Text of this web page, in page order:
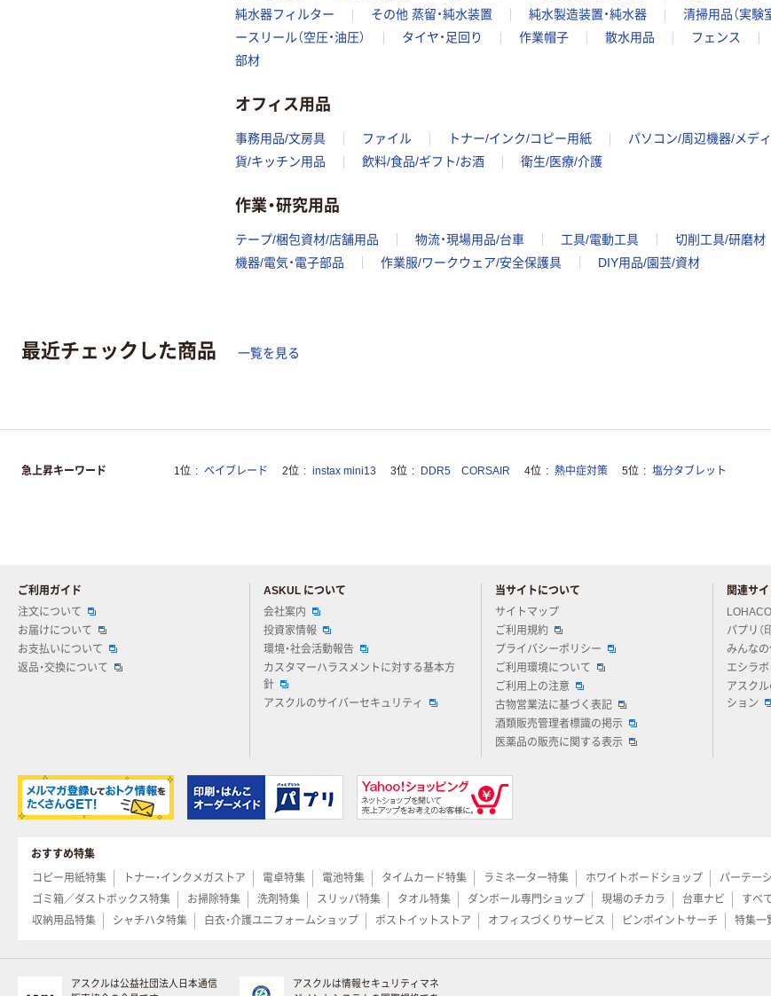
純水器フィルター
その他 蒸留・純水装置 純水製造装置・純水器 清掃用品（実験
ースリール（空圧・油圧）
タイヤ・足回り 作業帽子 散水用品 フェンス
部材
オフィス用品
事務用品/文房具 ファイル トナー/インク/コピー用紙 パソコン/周辺機器/メデ
貨/キッチン用品
飲料/食品/ギフト/お酒 衛生/医療/介護
作業・研究用品
テープ/梱包資材/店舗用品 物流・現場用品/台車 工具/電動工具 切削工具/研磨材
機器/電気・電子部品
作業服/ワークウェア/安全保護具 DIY用品/園芸/資材
最近チェックした商品 一覧を見る
急上昇キーワード 1位 ベイブレード 2位 instax mini13 3位 DDR5 CORSAIR 4位 熱中症対策 5位 塩分タブレット
ご利用ガイド
注文について
お届けについて
お支払いについて
返品・交換について
ASKUL について
会社案内
投資家情報
環境・社会活動報告
カスタマーハラスメントに対する基本方
針
アスクルのサイバーセキュリティ
当サイトについて
サイトマップ
ご利用規約
プライバシーポリシー
ご利用環境について
ご利用上の注意
古物営業法に基づく表記
酒類販売管理者標識の掲示
医薬品の販売に関する表示
関連サイ
LOHACO
パプリ（
みんな
エシラボ
アスク
ション
おすすめ特集
コピー用紙特集
トナー・インクメガストア 電卓特集 電池特集 タイムカード特集 ラミネーター特集 ホワイトボードショップ パーテー
ゴミ箱／ダストボックス特集
お掃除特集 洗剤特集 スリッパ特集 タオル特集 ダンボール専門ショップ 現場のチカラ 台車ナビ すべ
収納用品特集
シャチハタ特集 白衣・介護ユニフォームショップ ポストイットストア オフィスづくりサービス ピンポイントサーチ 特集一
アスクルは公益社団法人日本通信
アスクルは情報セキュリティマネ